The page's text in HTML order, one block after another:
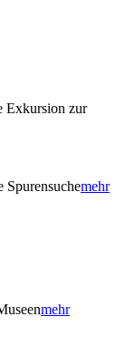
Exkursion zur
Spurensuchemehr
mehr